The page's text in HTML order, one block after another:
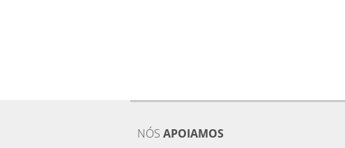
NÓS APOIAMOS